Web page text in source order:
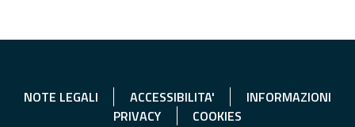
NOTE LEGALI ACCESSIBILITA'
INFORMAZIONI
PRIVACY
COOKIES